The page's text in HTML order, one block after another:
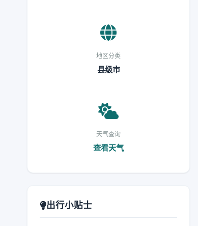
地区分类
县级市
天气查询
查看天气
出行小贴士